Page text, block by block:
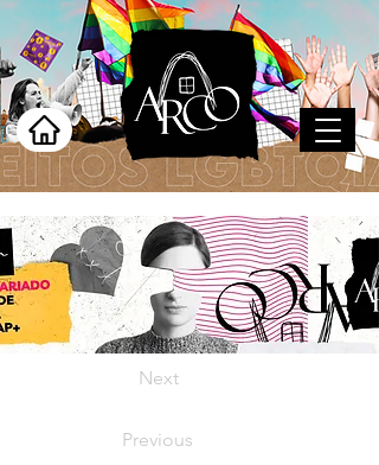
Next
Previous